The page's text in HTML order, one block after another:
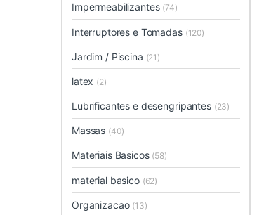
Impermeabilizantes (74)
Interruptores e Tomadas (120)
Jardim / Piscina (21)
latex (2)
Lubrificantes e desengripantes (23)
Massas (40)
Materiais Basicos (58)
material basico (62)
Organizacao (13)